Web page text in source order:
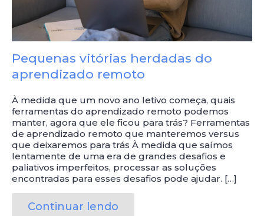
Pequenas vitórias herdadas do
aprendizado remoto
À medida que um novo ano letivo começa, quais
ferramentas do aprendizado remoto podemos
manter, agora que ele ficou para trás? Ferramentas
de aprendizado remoto que manteremos versus
que deixaremos para trás À medida que saímos
lentamente de uma era de grandes desafios e
paliativos imperfeitos, processar as soluções
encontradas para esses desafios pode ajudar. […]
Continuar lendo